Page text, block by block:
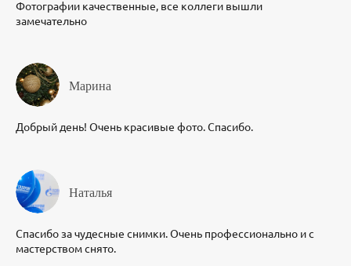
Фотографии качественные, все коллеги вышли
замечательно
Марина
Добрый день! Очень красивые фото. Спасибо.
Наталья
Спасибо за чудесные снимки. Очень профессионально и с
мастерством снято.